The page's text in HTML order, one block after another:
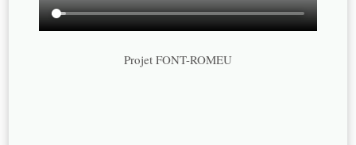
Projet FONT-ROMEU